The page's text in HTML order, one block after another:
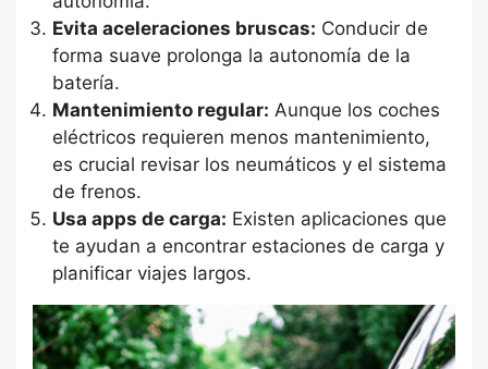
Evita aceleraciones bruscas: Conducir de
forma suave prolonga la autonomía de la
batería.
Mantenimiento regular: Aunque los coches
eléctricos requieren menos mantenimiento,
es crucial revisar los neumáticos y el sistema
de frenos.
Usa apps de carga: Existen aplicaciones que
te ayudan a encontrar estaciones de carga y
planificar viajes largos.